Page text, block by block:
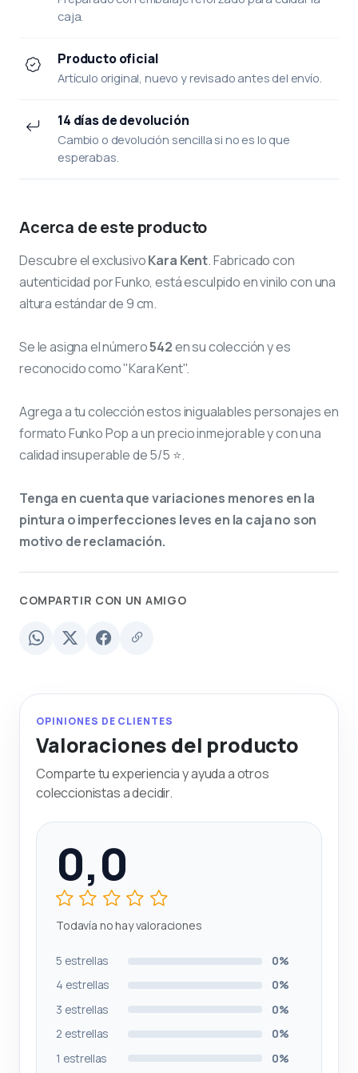
caja.
Producto oficial
Artículo original, nuevo y revisado antes del envío.
14 días de devolución
Cambio o devolución sencilla si no es lo que
esperabas.
Acerca de este producto
Descubre el exclusivoKara Kent. Fabricado con
autenticidad por Funko, está esculpido en vinilo con una
altura estándar de 9 cm.
Se le asigna el número542en su colección y es
reconocido como "Kara Kent".
Agrega a tu colección estos inigualables personajes en
formato Funko Pop a un precio inmejorable y con una
calidad insuperable de 5/5 ⭐.
Tenga en cuenta que variaciones menores en la
pintura o imperfecciones leves en la caja no son
motivo de reclamación.
COMPARTIR CON UN AMIGO
OPINIONES DE CLIENTES
Valoraciones del producto
Comparte tu experiencia y ayuda a otros
coleccionistas a decidir.
0,0
Todavía no hay valoraciones
5 estrellas
0%
4 estrellas
0%
3 estrellas
0%
2 estrellas
0%
1 estrellas
0%